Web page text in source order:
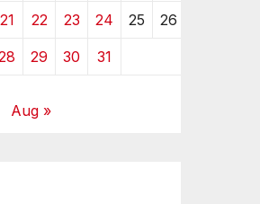
21 22 23 24 25 26
29 30 31
Aug »